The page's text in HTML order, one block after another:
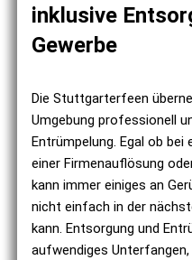
inklusive
Gewerbe
Die Stuttgarterfeen
Umgebung professionell
Entrümpelung. Egal ob bei
einer Firmenauflösung
kann immer einiges an
nicht einfach in der
kann. Entsorgung und
aufwendiges